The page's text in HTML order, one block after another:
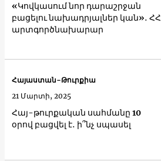
«Կովկասում նոր դարաշրջան
բացելու նախադրյալներ կան»․ ՀՀ
արտգործնախարար
Հայ-թուրքական սահմանը 10
օրով բացվել է․ ի՞նչ սպասել
Հայաստան-Թուրքիա
21 Մարտի, 2025